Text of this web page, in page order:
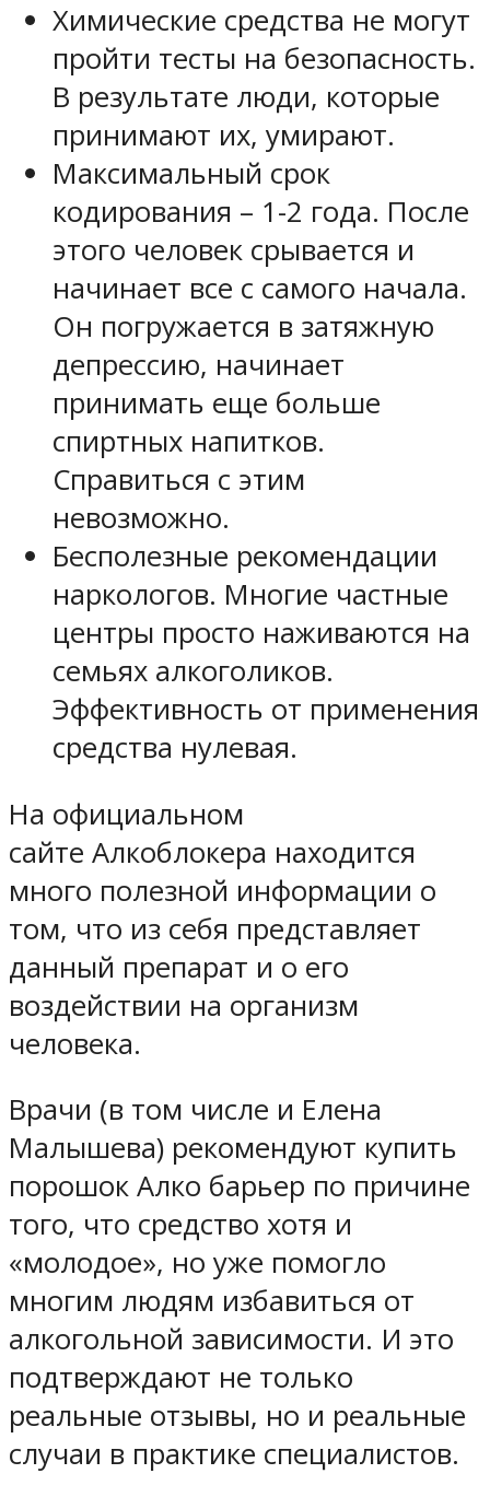
Химические средства не могут
пройти тесты на безопасность.
В результате люди, которые
принимают их, умирают.
Максимальный срок
кодирования – 1-2 года. После
этого человек срывается и
начинает все с самого начала.
Он погружается в затяжную
депрессию, начинает
принимать еще больше
спиртных напитков.
Справиться с этим
невозможно.
Бесполезные рекомендации
наркологов. Многие частные
центры просто наживаются на
семьях алкоголиков.
Эффективность от применения
средства нулевая.
На официальном
сайте Алкоблокера находится
много полезной информации о
том, что из себя представляет
данный препарат и о его
воздействии на организм
человека.
Врачи (в том числе и Елена
Малышева) рекомендуют купить
порошок Алко барьер по причине
того, что средство хотя и
«молодое», но уже помогло
многим людям избавиться от
алкогольной зависимости. И это
подтверждают не только
реальные отзывы, но и реальные
случаи в практике специалистов.